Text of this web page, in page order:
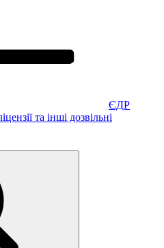
ЄДР
та інші дозвільні